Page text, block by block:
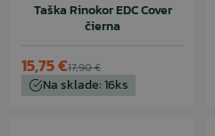
Taška Rinokor EDC Cover
čierna
17,90 €
15,75 €
Na sklade: 16ks